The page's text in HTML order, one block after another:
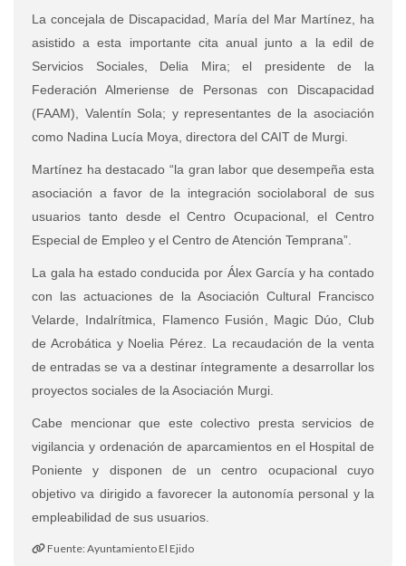
La concejala de Discapacidad, María del Mar Martínez, ha
asistido a esta importante cita anual junto a la edil de
Servicios Sociales, Delia Mira; el presidente de la
Federación Almeriense de Personas con Discapacidad
(FAAM), Valentín Sola; y representantes de la asociación
como Nadina Lucía Moya, directora del CAIT de Murgi.
Martínez ha destacado “la gran labor que desempeña esta
asociación a favor de la integración sociolaboral de sus
usuarios tanto desde el Centro Ocupacional, el Centro
Especial de Empleo y el Centro de Atención Temprana”.
La gala ha estado conducida por Álex García y ha contado
con las actuaciones de la Asociación Cultural Francisco
Velarde, Indalrítmica, Flamenco Fusión, Magic Dúo, Club
de Acrobática y Noelia Pérez. La recaudación de la venta
de entradas se va a destinar íntegramente a desarrollar los
proyectos sociales de la Asociación Murgi.
Cabe mencionar que este colectivo presta servicios de
vigilancia y ordenación de aparcamientos en el Hospital de
Poniente y disponen de un centro ocupacional cuyo
objetivo va dirigido a favorecer la autonomía personal y la
empleabilidad de sus usuarios.
Fuente: Ayuntamiento El Ejido